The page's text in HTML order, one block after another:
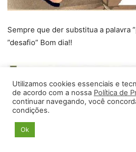
Sempre que der substitua a palavra
”desafio” Bom dia!!
Utilizamos cookies essenciais e
de acordo com a nossa Política de
continuar navegando, você
condições.
Ok